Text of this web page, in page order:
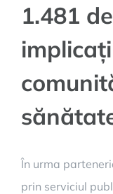
1.481
În urma
prin serviciul